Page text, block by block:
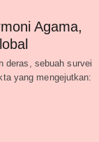
Agama,
deras, sebuah survei
yang mengejutkan: